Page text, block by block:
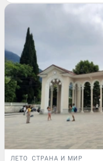
ЛЕТО СТРАНА И МИР